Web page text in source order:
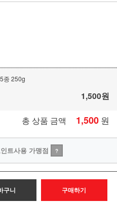
종 250g
1,500원
총 상품 금액 1,500 원
트사용 가맹점 ?
구니 구매하기